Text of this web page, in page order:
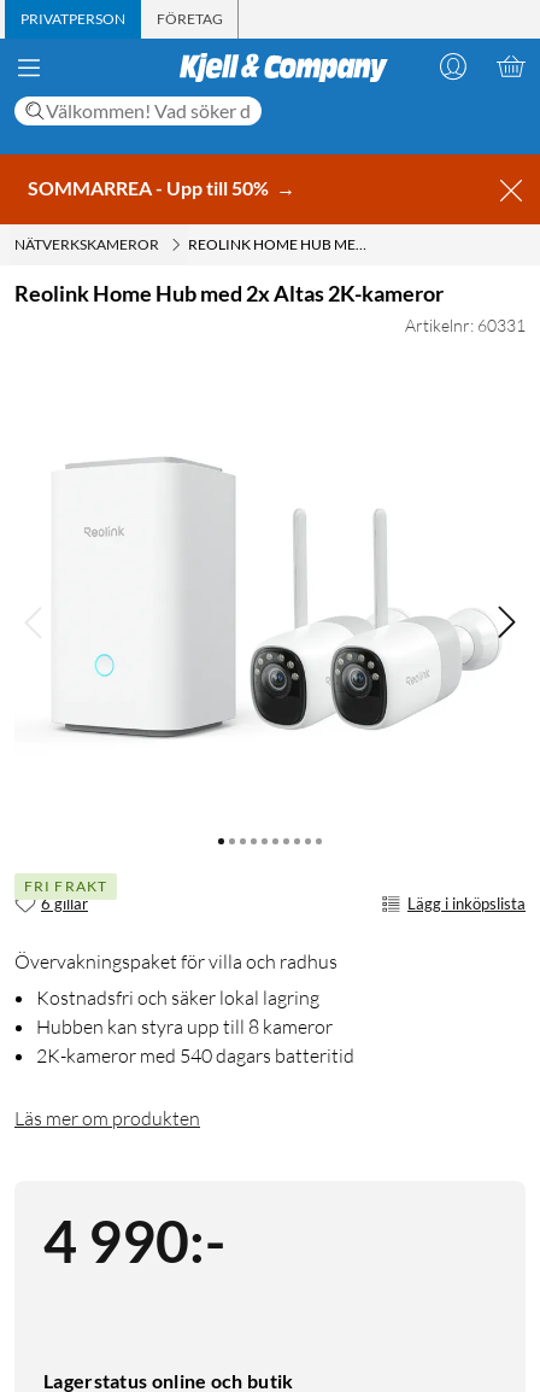
PRIVATPERSON FÖRETAG
SOMMARREA - Upp till 50% →
NÄTVERKSKAMEROR REOLINK HOME HUB MED 2X ALTAS 2K-KAMEROR
Reolink Home Hub med 2x Altas 2K-kameror
Artikelnr: 60331
FRI FRAKT
6 gillar Lägg i inköpslista
Övervakningspaket för villa och radhus
Kostnadsfri och säker lokal lagring
Hubben kan styra upp till 8 kameror
2K-kameror med 540 dagars batteritid
Läs mer om produkten
4 990:-
Lagerstatus online och butik